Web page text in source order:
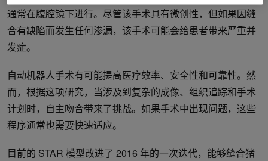
通常在腹腔镜下进行。尽管该手术具有微创性，但如果因缝
合有缺陷而发生任何渗漏，该手术可能会给患者带来严重并
发症。
自动机器人手术有可能提高医疗效率、安全性和可靠性。然
而，根据这项研究，当涉及到复杂的成像、组织追踪和手术
计划时，自主吻合带来了挑战。如果手术中出现问题，这些
程序通常也需要快速适应。
目前的 STAR 模型改进了 2016 年的一次迭代，能够缝合猪